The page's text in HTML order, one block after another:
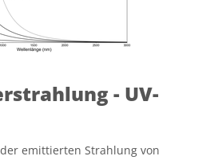
- UV-
emittierten Strahlung von